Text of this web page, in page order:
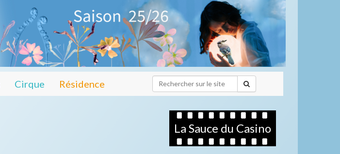
Cirque Résidence
La Sauce du Casino